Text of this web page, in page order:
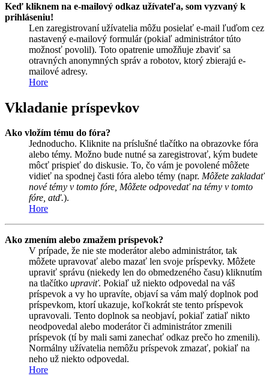
Keď kliknem na e-mailový odkaz užívateľa, som vyzvaný k
prihláseniu!
Len zaregistrovaní užívatelia môžu posielať e-mail ľuďom cez
nastavený e-mailový formulár (pokiaľ administrátor túto
možnosť povolil). Toto opatrenie umožňuje zbaviť sa
otravných anonymných správ a robotov, ktorý zbierajú e-
mailové adresy.
Hore
Vkladanie príspevkov
Ako vložím tému do fóra?
Jednoducho. Kliknite na príslušné tlačítko na obrazovke fóra
alebo témy. Možno bude nutné sa zaregistrovať, kým budete
môcť prispieť do diskusie. To, čo vám je povolené môžete
vidieť na spodnej časti fóra alebo témy (napr. Môžete zakladať
nové témy v tomto fóre, Môžete odpovedať na témy v tomto
fóre, atď.).
Hore
Ako zmením alebo zmažem príspevok?
V prípade, že nie ste moderátor alebo administrátor, tak
môžete upravovať alebo mazať len svoje príspevky. Môžete
upraviť správu (niekedy len do obmedzeného času) kliknutím
na tlačítko upraviť. Pokiaľ už niekto odpovedal na váš
príspevok a vy ho upravíte, objaví sa vám malý doplnok pod
príspevkom, ktorí ukazuje, koľkokrát ste tento príspevok
upravovali. Tento doplnok sa neobjaví, pokiaľ zatiaľ nikto
neodpovedal alebo moderátor či administrátor zmenili
príspevok (tí by mali sami zanechať odkaz prečo ho zmenili).
Normálny užívatelia nemôžu príspevok zmazať, pokiaľ na
neho už niekto odpovedal.
Hore